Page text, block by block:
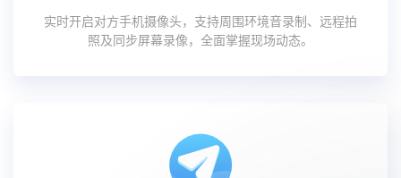
实时开启对方手机摄像头，支持周围环境音录制、远程拍
照及同步屏幕录像，全面掌握现场动态。